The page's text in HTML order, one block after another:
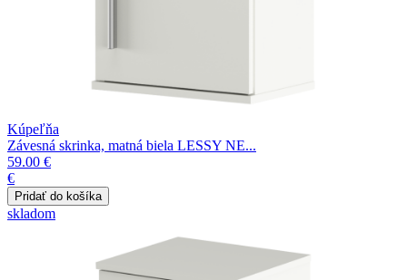
Kúpeľňa
Závesná skrinka, matná biela LESSY NE...
59.00 €
€
skladom